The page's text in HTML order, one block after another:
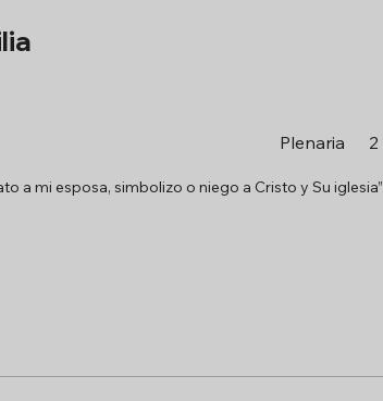
Plenaria 2
a mi esposa, simbolizo o niego a Cristo y Su iglesia”